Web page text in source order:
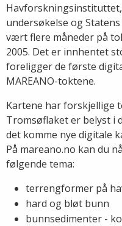
undersøkelse og
vært flere måneder på
2005. Det er innhentet
foreligger de første
MAREANO-toktene.
Kartene har forskjellige
Tromsøflaket er belyst i
det komme nye digitale
På mareano.no kan du
følgende tema:
terrengformer på
hard og bløt bunn
bunnsedimenter -